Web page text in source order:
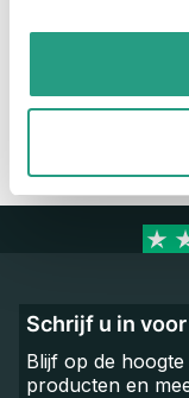
We zijn
Schrijf u in
Blijf op de
producten en